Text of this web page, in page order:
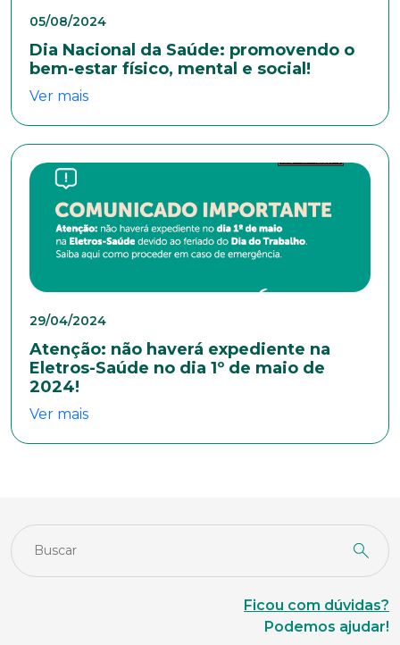
05/08/2024
Dia Nacional da Saúde: promovendo o
bem-estar físico, mental e social!
Ver mais
29/04/2024
Atenção: não haverá expediente na
Eletros-Saúde no dia 1º de maio de
2024!
Ver mais
Ficou com dúvidas?
Podemos ajudar!
Endereço
Naturalidade
Estado Civil
Sexo
Masculino
Área de interesse